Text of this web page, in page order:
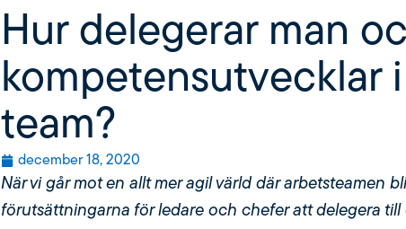
Hur delegerar man
kompetensutvecklar
team?
december 18, 2020
När vi går mot en allt mer agil värld där arbetsteamen
förutsättningarna för ledare och chefer att delegera